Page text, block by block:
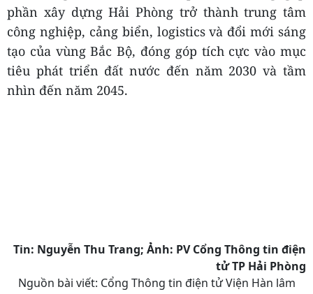
Các đại biểu tham dự chụp ảnh lưu niệm tại Hội
thảo
Thông qua các tham luận và các ý kiến trao đổi,
tạo của vùng Bắc Bộ, đóng góp tích cực vào mục
tiêu phát triển đất nước đến năm 2030 và tầm
nhìn đến năm 2045.